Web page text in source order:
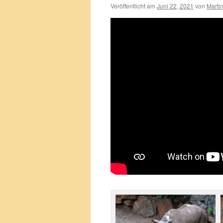
Veröffentlicht am Juni 22, 2021 von Martin